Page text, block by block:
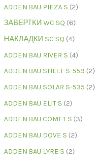
ADDEN BAU PIEZA S 2
ЗАВЕРТКИ WC SQ 6
НАКЛАДКИ SC SQ 4
ADDEN BAU RIVER S 4
ADDEN BAU SHELF S-559 2
ADDEN BAU SOLAR S-535 2
ADDEN BAU ELIT S 2
ADDEN BAU COMET S 3
ADDEN BAU DOVE S 2
ADDEN BAU LYRE S 2